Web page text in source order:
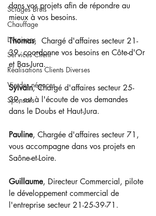
Sciages Bruts
Chauffage
Livraisons
Services Client
Réalisations Clients Diverses
Vie des négoces
Sponsors
dans vos projets afin de répondre au
mieux à vos besoins.
Thomas,  Chargé d'affaires secteur 21-
39, coordonne vos besoins en Côte-d'Or
et Bas-Jura.
Sylvain, Chargé d'affaires secteur 25-
39, est à l'écoute de vos demandes
dans le Doubs et Haut-Jura.
Pauline, Chargée d'affaires secteur 71,
vous accompagne dans vos projets en
Saône-et-Loire.
Guillaume, Directeur Commercial, pilote
le développement commercial de
l'entreprise secteur 21-25-39-71.